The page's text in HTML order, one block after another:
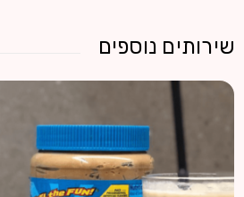
שירותים נוספים